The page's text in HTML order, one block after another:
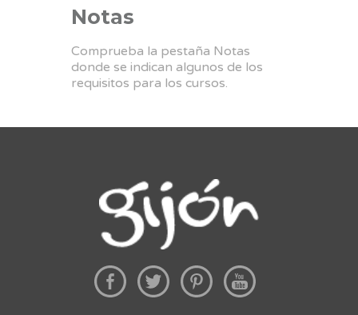
Notas
Comprueba la pestaña Notas
donde se indican algunos de los
requisitos para los cursos.